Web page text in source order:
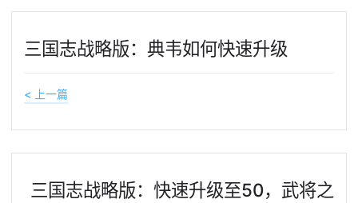
三国志战略版：典韦如何快速升级
< 上一篇
三国志战略版：快速升级至50，武将之